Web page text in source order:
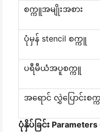
စက္ကူအမျိုးအစား
ပုံမှန် stencil စက္ကူ
ပရီမီယံအပူစက္ကူ
အရောင် လွှဲပြောင်းစ
ပုံနှိပ်ခြင်း Parameters